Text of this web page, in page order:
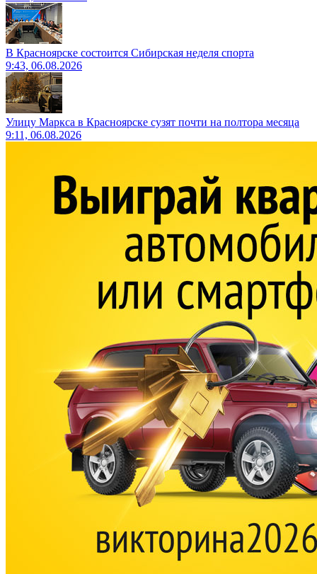
В Красноярске состоится Сибирская неделя спорта
9:43, 06.08.2026
Улицу Маркса в Красноярске сузят почти на полтора месяца
9:11, 06.08.2026